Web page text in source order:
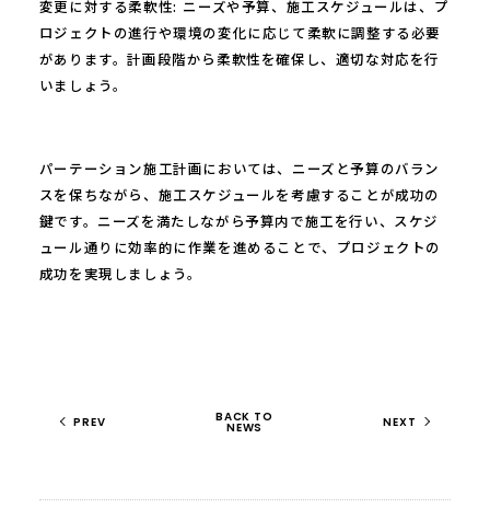
変更に対する柔軟性: ニーズや予算、施工スケジュールは、プ
ロジェクトの進行や環境の変化に応じて柔軟に調整する必要
があります。計画段階から柔軟性を確保し、適切な対応を行
いましょう。
パーテーション施工計画においては、ニーズと予算のバラン
スを保ちながら、施工スケジュールを考慮することが成功の
鍵です。ニーズを満たしながら予算内で施工を行い、スケジ
ュール通りに効率的に作業を進めることで、プロジェクトの
成功を実現しましょう。
PREV BACK TO
NEWS NEXT